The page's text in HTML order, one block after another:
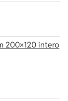
200×120 intero